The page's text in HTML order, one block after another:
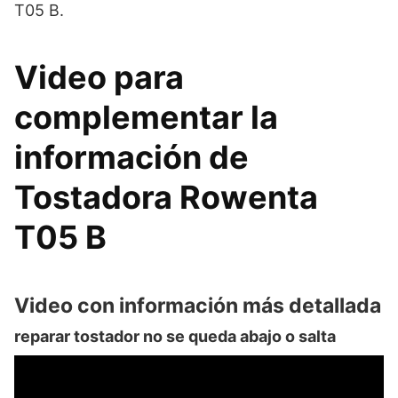
T05 B.
Video para
complementar la
información de
Tostadora Rowenta
T05 B
Video con información más detallada
reparar tostador no se queda abajo o salta